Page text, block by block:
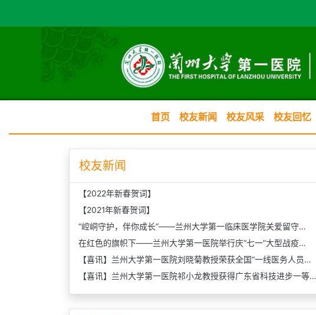
首页 校友新闻 校友风采 校友回忆
校友新闻
【2022年新春贺词】
【2021年新春贺词】
“崆峒守护，伴你成长”——兰州大学第一临床医学院关爱留守…
在红色的旗帜下——兰州大学第一医院举行庆“七一”大型战疫…
【喜讯】兰州大学第一医院刘晓菊教授荣获全国“一线医务人员…
【喜讯】兰州大学第一医院祁小龙教授获得广东省科技进步一等…